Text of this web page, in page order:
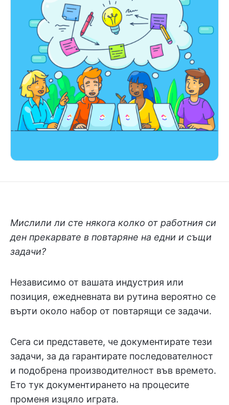
Мислили ли сте някога колко от работния си
ден прекарвате в повтаряне на едни и същи
задачи?
Независимо от вашата индустрия или
позиция, ежедневната ви рутина вероятно се
върти около набор от повтарящи се задачи.
Сега си представете, че документирате тези
задачи, за да гарантирате последователност
и подобрена производителност във времето.
Ето тук документирането на процесите
променя изцяло играта.